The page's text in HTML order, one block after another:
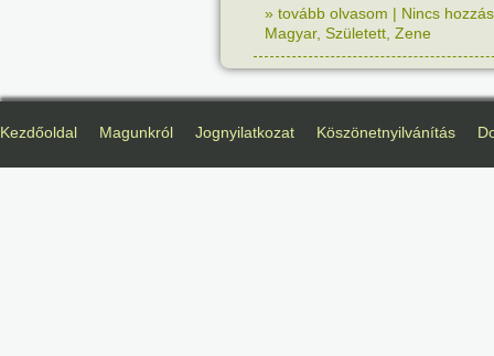
» tovább olvasom | Nincs
Magyar, Született Zene
Kezdőoldal Magunkról Jognyilatkozat Köszönetnyilvánítás